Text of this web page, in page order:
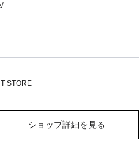
STORE
ショップ詳細を見る